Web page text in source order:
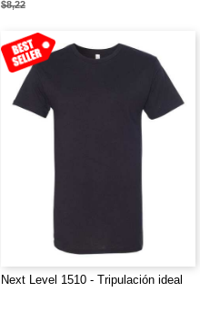
$8,22
Next Level 1510 - Tripulación ideal